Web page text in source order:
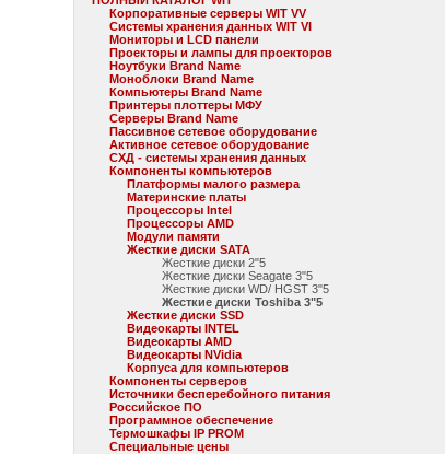
Корпоративные серверы WIT VV
Системы хранения данных WIT VI
Мониторы и LCD панели
Проекторы и лампы для проекторов
Ноутбуки Brand Name
Моноблоки Brand Name
Компьютеры Brand Name
Принтеры плоттеры МФУ
Серверы Brand Name
Пассивное сетевое оборудование
Активное сетевое оборудование
СХД - системы хранения данных
Компоненты компьютеров
Платформы малого размера
Материнские платы
Процессоры Intel
Процессоры AMD
Модули памяти
Жесткие диски SATA
Жесткие диски 2"5
Жесткие диски Seagate 3"5
Жесткие диски WD/ HGST 3"5
Жесткие диски Toshiba 3"5
Жесткие диски SSD
Видеокарты INTEL
Видеокарты AMD
Видеокарты NVidia
Корпуса для компьютеров
Компоненты серверов
Источники бесперебойного питания
Российское ПО
Программное обеспечение
Термошкафы IP PROM
Специальные цены